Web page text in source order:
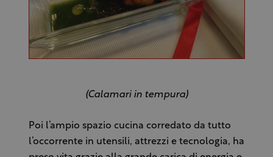
(Calamari in tempura)
Poi l’ampio spazio cucina corredato da tutto
l’occorrente in utensili, attrezzi e tecnologia, ha